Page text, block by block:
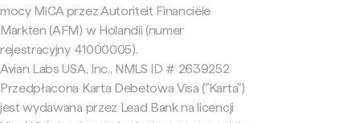
mocy MiCA przez Autoriteit Financiële
Markten (AFM) w Holandii (numer
rejestracyjny 41000005).
Avian Labs USA, Inc., NMLS ID # 2639252
Przedpłacona Karta Debetowa Visa ("Karta")
jest wydawana przez Lead Bank na licencji